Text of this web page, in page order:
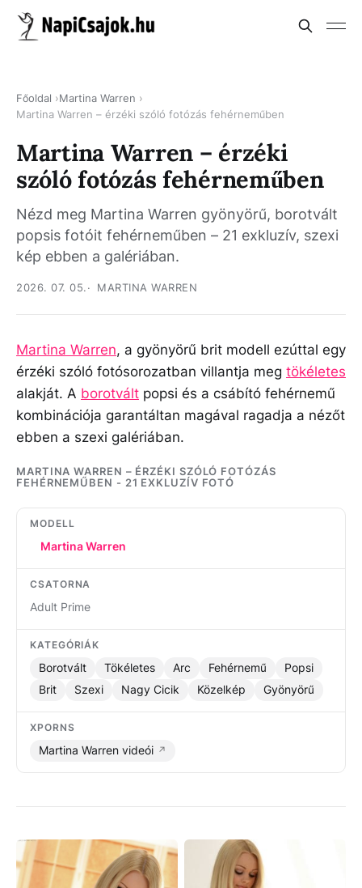
Főoldal
Martina Warren
Martina Warren – érzéki szóló fotózás fehérneműben
Martina Warren – érzéki
szóló fotózás fehérneműben
Nézd meg Martina Warren gyönyörű, borotvált
popsis fotóit fehérneműben – 21 exkluzív, szexi
kép ebben a galériában.
2026. 07. 05. MARTINA WARREN
Martina Warren, a gyönyörű brit modell ezúttal egy
érzéki szóló fotósorozatban villantja meg tökéletes
alakját. A borotvált popsi és a csábító fehérnemű
kombinációja garantáltan magával ragadja a nézőt
ebben a szexi galériában.
MARTINA WARREN – ÉRZÉKI SZÓLÓ FOTÓZÁS
FEHÉRNEMŰBEN - 21 EXKLUZÍV FOTÓ
MODELL
Martina Warren
CSATORNA
Adult Prime
KATEGÓRIÁK
Borotvált Tökéletes Arc Fehérnemű
Popsi
Brit
Szexi Nagy Cicik Közelkép Gyönyörű
XPORNS
Martina Warren videói